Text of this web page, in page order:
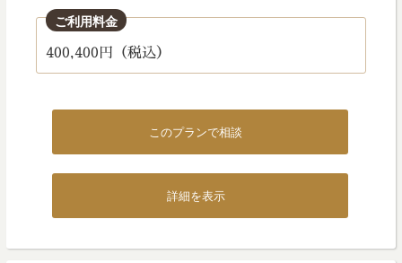
ご利用料金
400,400円（税込）
このプランで相談
詳細を表示